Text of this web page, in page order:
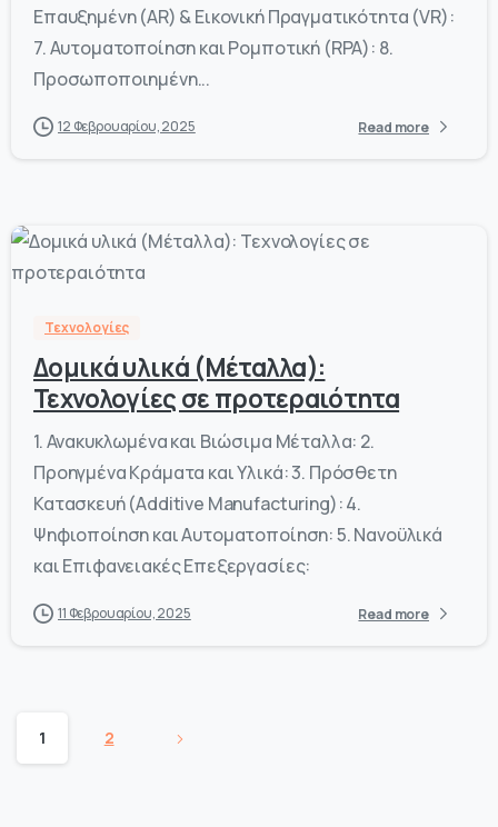
Επαυξημένη (AR) & Εικονική Πραγματικότητα (VR):
7. Αυτοματοποίηση και Ρομποτική (RPA): 8.
Προσωποποιημένη...
12 Φεβρουαρίου, 2025 Read more
0
Τεχνολογίες
Δομικά υλικά (Μέταλλα):
Τεχνολογίες σε προτεραιότητα
1. Ανακυκλωμένα και Βιώσιμα Μέταλλα: 2.
Προηγμένα Κράματα και Υλικά: 3. Πρόσθετη
Κατασκευή (Additive Manufacturing): 4.
Ψηφιοποίηση και Αυτοματοποίηση: 5. Νανοϋλικά
και Επιφανειακές Επεξεργασίες:
11 Φεβρουαρίου, 2025 Read more
1 2